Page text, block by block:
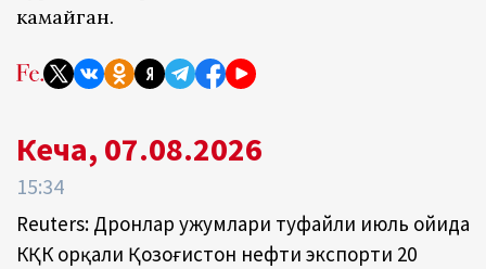
камайган.
Кеча, 07.08.2026
15:34
Reuters: Дронлар ҳужумлари туфайли июль ойида
КҚК орқали Қозоғистон нефти экспорти 20